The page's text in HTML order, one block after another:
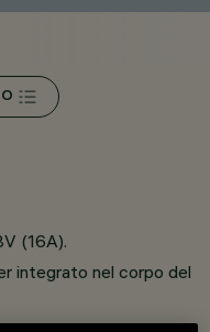
(16A).
integrato nel corpo del